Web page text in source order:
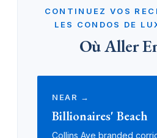
CONTINUEZ VOS
LES CONDOS DE
Où Aller
NEAR →
Billionaires' Beach
Collins Ave branded